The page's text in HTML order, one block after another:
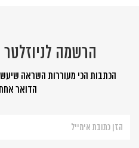
הרשמה
הכתבות הכי מעוררות השראה
הדואר
לניוזלטר